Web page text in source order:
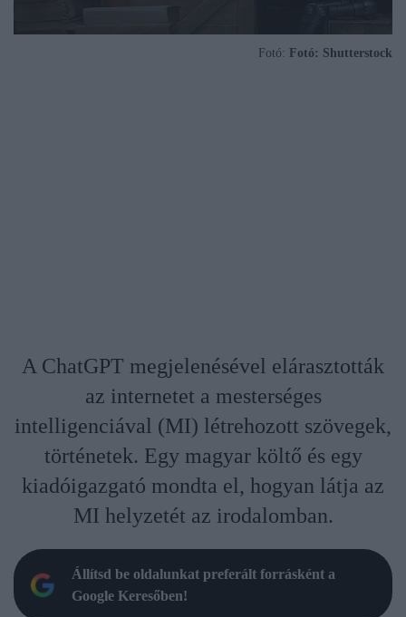
Fotó: Fotó: Shutterstock
A ChatGPT megjelenésével elárasztották
az internetet a mesterséges
intelligenciával (MI) létrehozott szövegek,
történetek. Egy magyar költő és egy
kiadóigazgató mondta el, hogyan látja az
MI helyzetét az irodalomban.
Állítsd be oldalunkat preferált forrásként a
Google Keresőben!